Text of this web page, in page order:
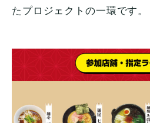
たプロジェクトの一環です。